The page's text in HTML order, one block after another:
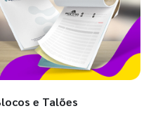
e Talões